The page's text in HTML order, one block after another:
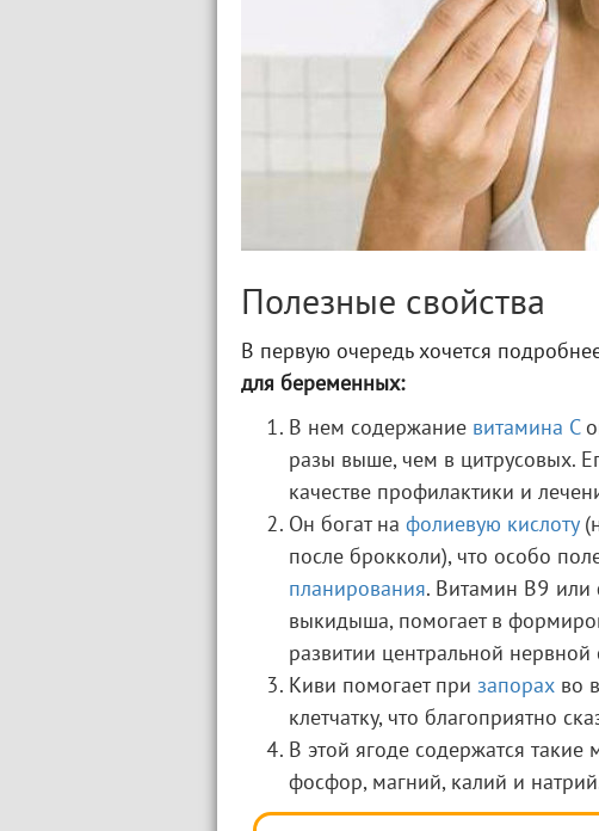
Полезные свойства
В первую очередь хочется
для беременных:
В нем содержание витамина С
разы выше, чем в цитрусовых.
качестве профилактики и
Он богат на фолиевую кислоту
после брокколи), что особо
планирования. Витамин В9 или
выкидыша, помогает в
развитии центральной нервной
Киви помогает при запорах во
клетчатку, что благоприятно
В этой ягоде содержатся такие
фосфор, магний, калий и